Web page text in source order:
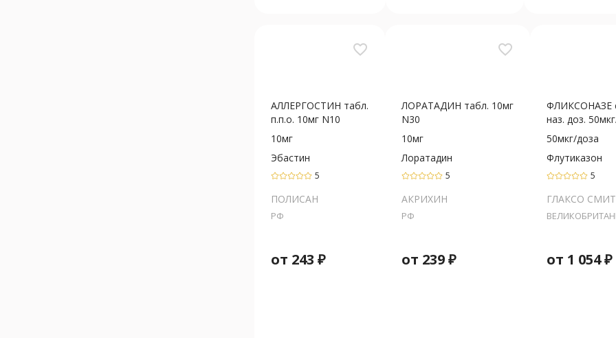
favorite_border
АЛЛЕРГОСТИН табл.
п.п.о. 10мг N10
10мг
Эбастин
5
ПОЛИСАН
РФ
от 243 ₽
favorite_border
ЛОРАТАДИН табл. 10мг
N30
10мг
Лоратадин
5
АКРИХИН
РФ
от 239₽
ФЛИКСОНАЗЕ
наз. доз.
50мкг/доза
Флутиказон
5
ГЛАКСО
от 1 054₽